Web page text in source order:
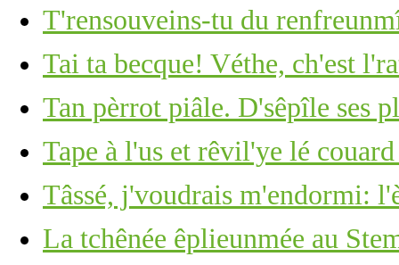
T'rensouveins-tu du
Tai ta becque! Véthe, ch'est
Tan pèrrot piâle. D'sêpîle ses
Tape à l'us et rêvil'ye lé
Tâssé, j'voudrais m'endormi:
La tchênée êplieunmée au